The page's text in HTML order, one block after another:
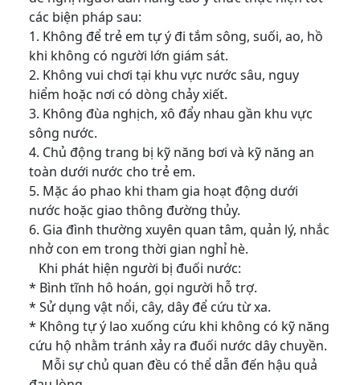
các biện pháp sau:
1. Không để trẻ em tự ý đi tắm sông, suối, ao, hồ
khi không có người lớn giám sát.
2. Không vui chơi tại khu vực nước sâu, nguy
hiểm hoặc nơi có dòng chảy xiết.
3. Không đùa nghịch, xô đẩy nhau gần khu vực
sông nước.
4. Chủ động trang bị kỹ năng bơi và kỹ năng an
toàn dưới nước cho trẻ em.
5. Mặc áo phao khi tham gia hoạt động dưới
nước hoặc giao thông đường thủy.
6. Gia đình thường xuyên quan tâm, quản lý, nhắc
nhở con em trong thời gian nghỉ hè.
Khi phát hiện người bị đuối nước:
* Bình tĩnh hô hoán, gọi người hỗ trợ.
* Sử dụng vật nổi, cây, dây để cứu từ xa.
* Không tự ý lao xuống cứu khi không có kỹ năng
cứu hộ nhằm tránh xảy ra đuối nước dây chuyền.
Mỗi sự chủ quan đều có thể dẫn đến hậu quả